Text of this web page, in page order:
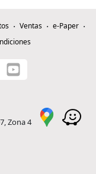
Ventas
e-Paper
Zona 4